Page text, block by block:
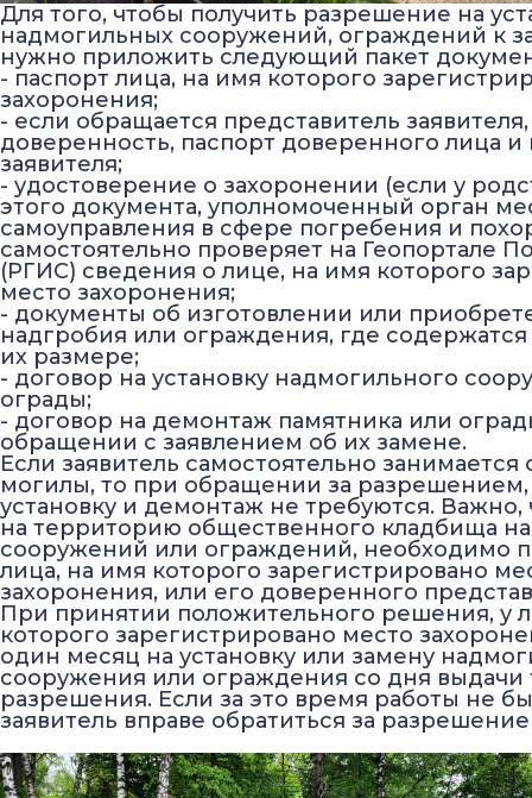
Для того, чтобы получить разрешение на
надмогильных сооружений, ограждений к
нужно приложить следующий пакет
- паспорт лица, на имя которого
захоронения;
- если обращается представитель
доверенность, паспорт доверенного лица и
заявителя;
- удостоверение о захоронении (если у
этого документа, уполномоченный орган
самоуправления в сфере погребения и
самостоятельно проверяет на Геопортале
(РГИС) сведения о лице, на имя которого
место захоронения;
- документы об изготовлении или
надгробия или ограждения, где
их размере;
- договор на установку надмогильного
ограды;
- договор на демонтаж памятника или
обращении с заявлением об их замене.
Если заявитель самостоятельно
могилы, то при обращении за
установку и демонтаж не требуются. Важно,
на территорию общественного кладбища
сооружений или ограждений, необходимо
лица, на имя которого зарегистрировано
захоронения, или его доверенного
При принятии положительного решения, у
которого зарегистрировано место
один месяц на установку или замену
сооружения или ограждения со дня выдачи
разрешения. Если за это время работы не
заявитель вправе обратиться за